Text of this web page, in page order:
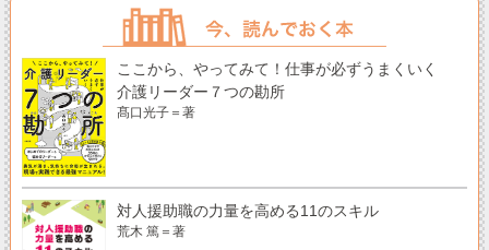
ここから、やってみて！仕事が必ずうまくいく
介護リーダー７つの勘所
髙口光子＝著
対人援助職の力量を高める11のスキル
荒木 篤＝著